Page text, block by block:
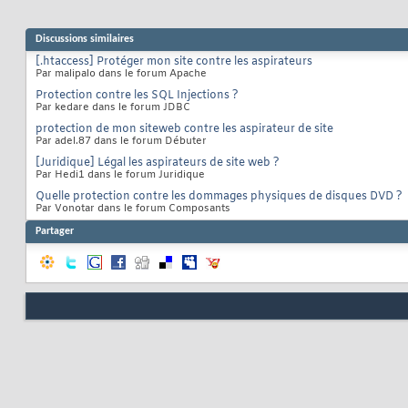
Discussions similaires
[.htaccess] Protéger mon site contre les aspirateurs
Par malipalo dans le forum Apache
Protection contre les SQL Injections ?
Par kedare dans le forum JDBC
protection de mon siteweb contre les aspirateur de site
Par adel.87 dans le forum Débuter
[Juridique] Légal les aspirateurs de site web ?
Par Hedi1 dans le forum Juridique
Quelle protection contre les dommages physiques de disques DVD ?
Par Vonotar dans le forum Composants
Partager